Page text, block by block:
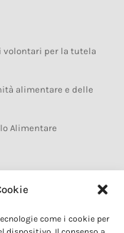
come i cookie per
volontari per la tutela
alimentare e delle
Alimentare